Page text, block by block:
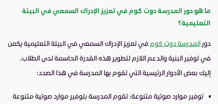
ما هو دور المدرسة دوت كوم في تعزيز الإدراك السمعي في البيئة
التعليمية؟
دور المدرسة دوت كوم في تعزيز الإدراك السمعي في البيئة التعليمية يكمن
في توفير البنية والدعم اللازم لتطوير هذه القدرة الحاسمة لدى الطلاب،
إليك بعض الأدوار الرئيسية التي تقوم بها المدرسة في هذا الصدد:
توفير موارد صوتية متنوعة: تقوم المدرسة بتوفير موارد صوتية متنوعة